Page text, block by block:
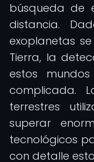
búsqueda de
distancia.
exoplanetas
Tierra, la
estos
complicada.
terrestres
superar
tecnológicos
con detalle